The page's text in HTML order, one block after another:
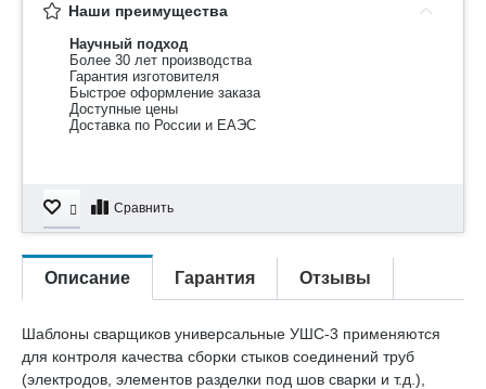
Наши преимущества
Научный подход
Более 30 лет производства
Гарантия изготовителя
Быстрое оформление заказа
Доступные цены
Доставка по России и ЕАЭС
Сравнить
Описание Гарантия Отзывы
Шаблоны сварщиков универсальные УШС-3 применяются
для контроля качества сборки стыков соединений труб
(электродов, элементов разделки под шов сварки и т.д.),